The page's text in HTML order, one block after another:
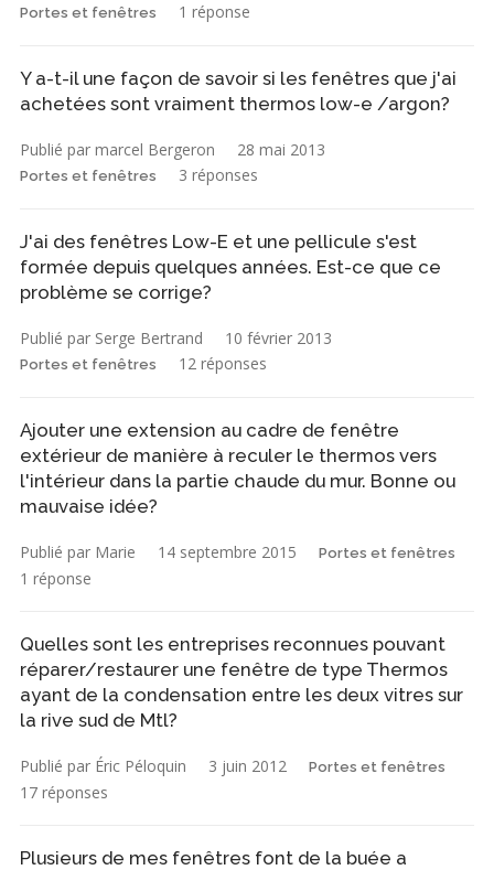
Portes et fenêtres 1 réponse
Y a-t-il une façon de savoir si les fenêtres que j'ai
achetées sont vraiment thermos low-e /argon?
Publié par marcel Bergeron 28 mai 2013
Portes et fenêtres 3 réponses
J'ai des fenêtres Low-E et une pellicule s'est
formée depuis quelques années. Est-ce que ce
problème se corrige?
Publié par Serge Bertrand 10 février 2013
Portes et fenêtres 12 réponses
Ajouter une extension au cadre de fenêtre
extérieur de manière à reculer le thermos vers
l'intérieur dans la partie chaude du mur. Bonne ou
mauvaise idée?
Publié par Marie 14 septembre 2015 Portes et fenêtres
1 réponse
Quelles sont les entreprises reconnues pouvant
réparer/restaurer une fenêtre de type Thermos
ayant de la condensation entre les deux vitres sur
la rive sud de Mtl?
Publié par Éric Péloquin 3 juin 2012 Portes et fenêtres
17 réponses
Plusieurs de mes fenêtres font de la buée a